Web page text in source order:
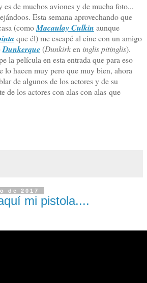
es de muchos aviones y de mucha foto...
Esta semana aprovechando que
(comoMacaulay Culkin aunque
que él) me escapé al cine con un amigo
Dunkerque(Dunkirken inglis pitinglis).
la película en esta entrada que para eso
lo hacen muy pero que muy bien, ahora
de algunos de los actores y de su
de los actores con alas con alas que
de 2017
mi pistola....